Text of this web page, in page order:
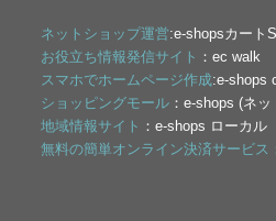
ネットショップ運営:e-shopsカートS
お役立ち情報発信サイト ：ec walk
スマホでホームページ作成:e-shops
ショッピングモール ：e-shops (ネ
地域情報サイト ：e-shops ローカル
無料の簡単オンライン決済サービス